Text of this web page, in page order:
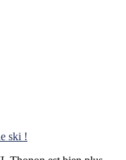
ski !